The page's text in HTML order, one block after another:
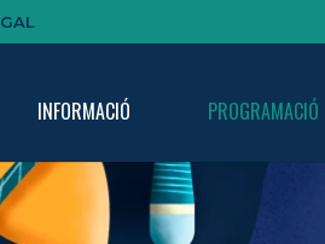
GAL
INFORMACIÓ PROGRAMACIÓ